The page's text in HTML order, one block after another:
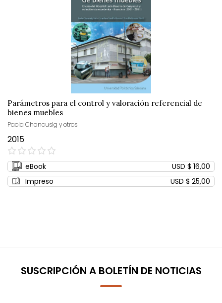
Parámetros para el control y valoración referencial de
bienes muebles
Paola Chancusig y otros
2015
0%
eBook
USD $ 16,00
Impreso
USD $ 25,00
SUSCRIPCIÓN A BOLETÍN DE NOTICIAS